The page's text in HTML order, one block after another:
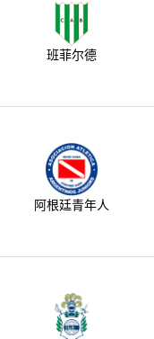
班菲尔德
阿根廷青年人